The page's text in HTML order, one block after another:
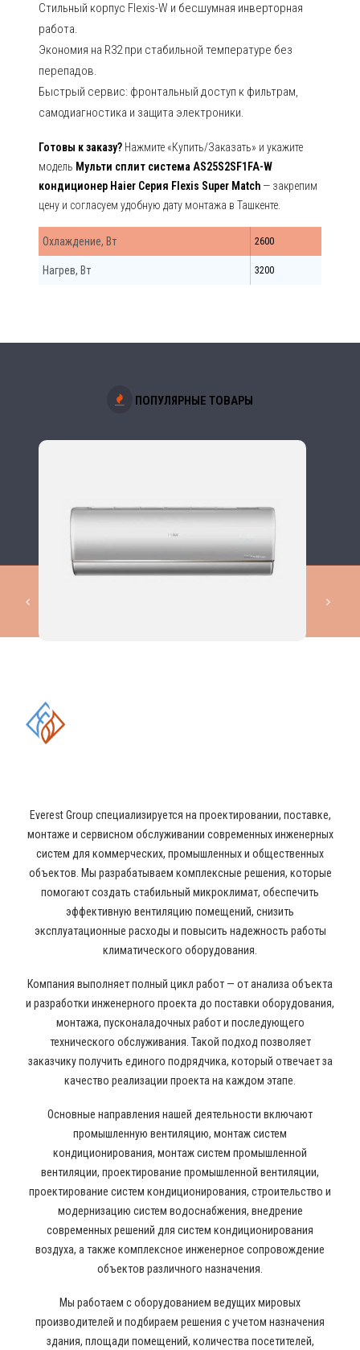
Стильный корпус Flexis-W и бесшумная инверторная
работа.
Экономия на R32 при стабильной температуре без
перепадов.
Быстрый сервис: фронтальный доступ к фильтрам,
самодиагностика и защита электроники.
Готовы к заказу? Нажмите «Купить/Заказать» и укажите
модель Мульти сплит система AS25S2SF1FA-W
кондиционер Haier Серия Flexis Super Match — закрепим
цену и согласуем удобную дату монтажа в Ташкенте.
Охлаждение, Вт 2600
Нагрев, Вт 3200
ПОПУЛЯРНЫЕ ТОВАРЫ
Everest Group специализируется на проектировании, поставке,
монтаже и сервисном обслуживании современных инженерных
систем для коммерческих, промышленных и общественных
объектов. Мы разрабатываем комплексные решения, которые
помогают создать стабильный микроклимат, обеспечить
эффективную вентиляцию помещений, снизить
эксплуатационные расходы и повысить надежность работы
климатического оборудования.
Компания выполняет полный цикл работ — от анализа объекта
и разработки инженерного проекта до поставки оборудования,
монтажа, пусконаладочных работ и последующего
технического обслуживания. Такой подход позволяет
заказчику получить единого подрядчика, который отвечает за
качество реализации проекта на каждом этапе.
Основные направления нашей деятельности включают
промышленную вентиляцию, монтаж систем
кондиционирования, монтаж систем промышленной
вентиляции, проектирование промышленной вентиляции,
проектирование систем кондиционирования, строительство и
модернизацию систем водоснабжения, внедрение
современных решений для систем кондиционирования
воздуха, а также комплексное инженерное сопровождение
объектов различного назначения.
Мы работаем с оборудованием ведущих мировых
производителей и подбираем решения с учетом назначения
здания, площади помещений, количества посетителей,